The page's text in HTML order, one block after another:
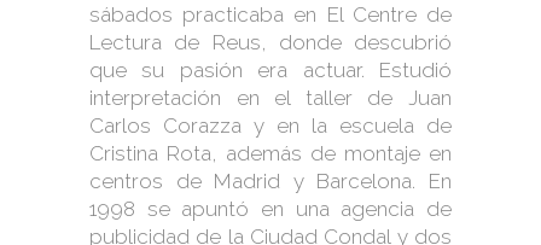
sábados practicaba en El Centre de
Lectura de Reus, donde descubrió
que su pasión era actuar. Estudió
interpretación en el taller de Juan
Carlos Corazza y en la escuela de
Cristina Rota, además de montaje en
centros de Madrid y Barcelona. En
1998 se apuntó en una agencia de
publicidad de la Ciudad Condal y dos